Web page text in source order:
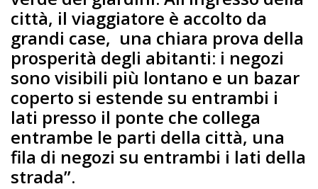
città, il viaggiatore è accolto da
grandi case, una chiara prova della
prosperità degli abitanti: i negozi
sono visibili più lontano e un bazar
coperto si estende su entrambi i
lati presso il ponte che collega
entrambe le parti della città, una
fila di negozi su entrambi i lati della
strada”.